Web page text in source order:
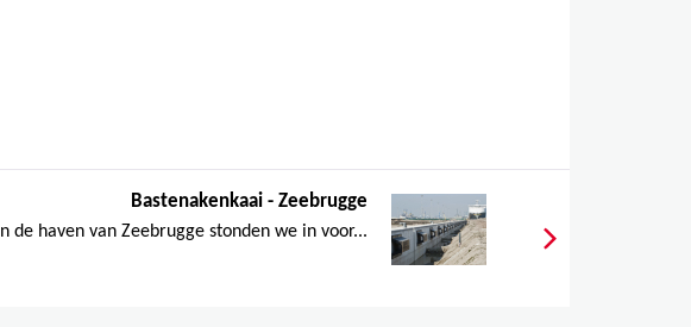
Bastenakenkaai - Zeebrugge
In de haven van Zeebrugge stonden we in voor...